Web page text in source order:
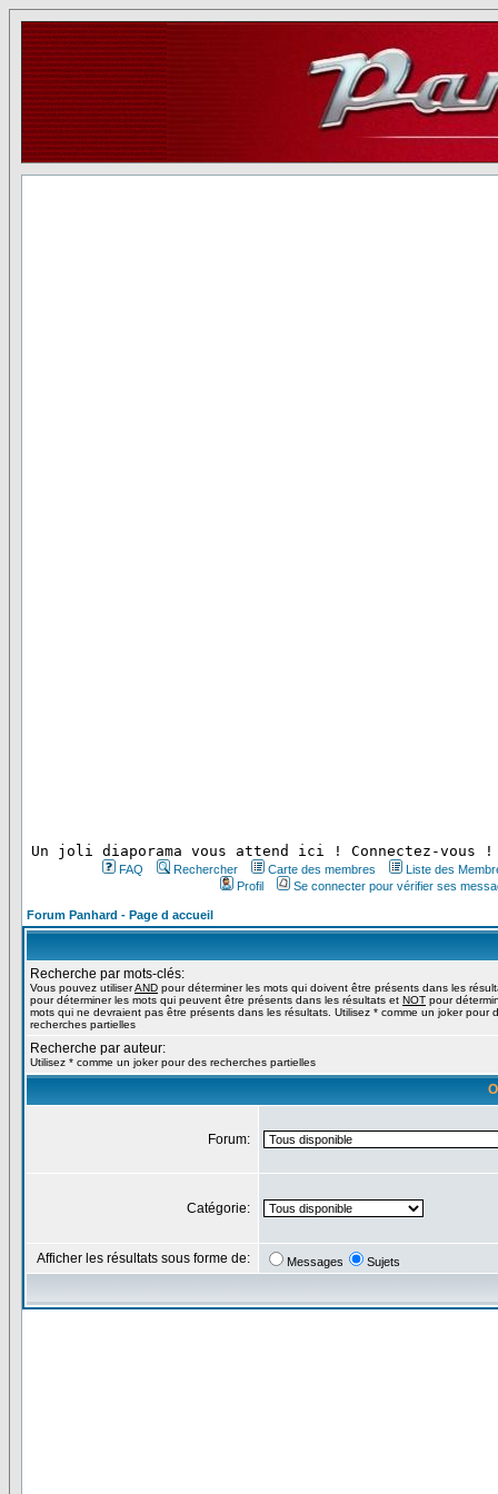
Un joli diaporama vous attend ici ! Connectez-vous !
FAQ Rechercher Carte des membres
Liste des
Profil
Se connecter pour vérifier ses
Forum Panhard - Page d accueil
Recherche par mots-clés:
Vous pouvez utiliserAND pour déterminer les mots qui doivent être présents dans les
pour déterminer les mots qui peuvent être présents dans les résultats et NOT pour
mots qui ne devraient pas être présents dans les résultats. Utilisez * comme un joker pour
recherches partielles
Recherche par auteur:
Utilisez * comme un joker pour des recherches partielles
Forum:
Catégorie:
Afficher les résultats sous forme de: Messages Sujets